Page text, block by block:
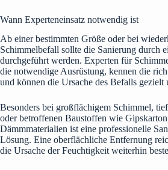
Wann Experteneinsatz notwendig ist
Ab einer bestimmten Größe oder bei
Schimmelbefall sollte die Sanierung durch
durchgeführt werden. Experten für
die notwendige Ausrüstung, kennen die
und können die Ursache des Befalls gezielt
Besonders bei großflächigem Schimmel,
oder betroffenen Baustoffen wie
Dämmmaterialien ist eine professionelle
Lösung. Eine oberflächliche Entfernung
die Ursache der Feuchtigkeit weiterhin